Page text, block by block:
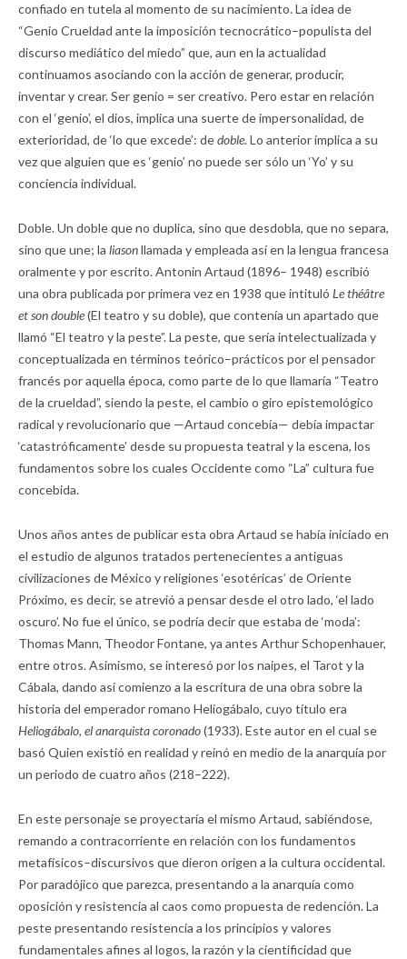
confiado en tutela al momento de su nacimiento. La idea de
“Genio Crueldad ante la imposición tecnocrático–populista del
discurso mediático del miedo” que, aun en la actualidad
continuamos asociando con la acción de generar, producir,
inventar y crear. Ser genio = ser creativo. Pero estar en relación
con el ‘genio’, el dios, implica una suerte de impersonalidad, de
exterioridad, de ‘lo que excede’: dedoble. Lo anterior implica a su
vez que alguien que es ‘genio’ no puede ser sólo un ‘Yo’ y su
conciencia individual.
Doble. Un doble que no duplica, sino que desdobla, que no separa,
sino que une; la liasonllamada y empleada así en la lengua francesa
oralmente y por escrito. Antonin Artaud (1896– 1948) escribió
una obra publicada por primera vez en 1938 que intituló Le théâtre
et son double(El teatro y su doble), que contenía un apartado que
llamó “El teatro y la peste”. La peste, que sería intelectualizada y
conceptualizada en términos teórico–prácticos por el pensador
francés por aquella época, como parte de lo que llamaría “Teatro
de la crueldad”, siendo la peste, el cambio o giro epistemológico
radical y revolucionario que —Artaud concebía— debía impactar
‘catastróficamente’ desde su propuesta teatral y la escena, los
fundamentos sobre los cuales Occidente como “La” cultura fue
concebida.
Unos años antes de publicar esta obra Artaud se había iniciado en
el estudio de algunos tratados pertenecientes a antiguas
civilizaciones de México y religiones ‘esotéricas’ de Oriente
Próximo, es decir, se atrevió a pensar desde el otro lado, ‘el lado
oscuro’. No fue el único, se podría decir que estaba de ‘moda’:
Thomas Mann, Theodor Fontane, ya antes Arthur Schopenhauer,
entre otros. Asimismo, se interesó por los naipes, el Tarot y la
Cábala, dando así comienzo a la escritura de una obra sobre la
historia del emperador romano Heliogábalo, cuyo título era
Heliogábalo, el anarquista coronado(1933). Este autor en el cual se
basó Quien existió en realidad y reinó en medio de la anarquía por
un periodo de cuatro años (218–222).
En este personaje se proyectaría el mismo Artaud, sabiéndose,
remando a contracorriente en relación con los fundamentos
metafísicos–discursivos que dieron origen a la cultura occidental.
Por paradójico que parezca, presentando a la anarquía como
oposición y resistencia al caos como propuesta de redención. La
peste presentando resistencia a los principios y valores
fundamentales afines al logos, la razón y la cientificidad que